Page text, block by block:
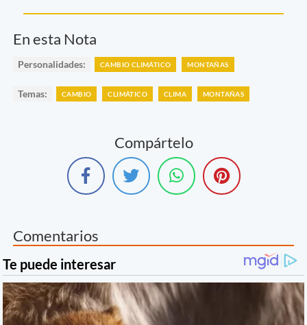
En esta Nota
Personalidades: CAMBIO CLIMÁTICO MONTAÑAS
Temas: CAMBIO CLIMÁTICO CLIMA MONTAÑAS
Compártelo
Comentarios